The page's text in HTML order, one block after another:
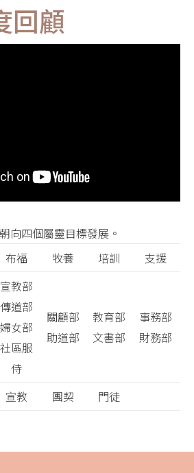
回顧
向四個屬靈目標發展。
布福 牧養 培訓 支援
宣教部
傳道部
婦女部
社區服
侍
關顧部
助道部
教育部
文書部
事務部
財務部
宣教 團契 門徒